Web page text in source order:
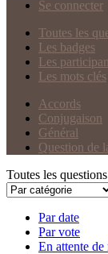
Se connecter
Toutes les
Les badges
Les
Les mots clés
Accords
Conjugaison
Général
Question de
Toutes les questions
Par date
Par vote
En attente de